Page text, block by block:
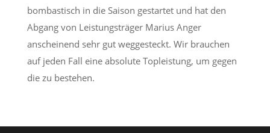
bombastisch in die Saison gestartet und hat den
Abgang von Leistungsträger Marius Anger
anscheinend sehr gut weggesteckt. Wir brauchen
auf jeden Fall eine absolute Topleistung, um gegen
die zu bestehen.